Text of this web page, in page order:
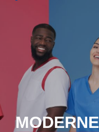
MODERNE